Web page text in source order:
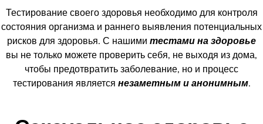
Тестирование своего здоровья необходимо для контроля
состояния организма и раннего выявления потенциальных
рисков для здоровья. С нашими тестами на здоровье
вы не только можете проверить себя, не выходя из дома,
чтобы предотвратить заболевание, но и процесс
тестирования является незаметным и анонимным.